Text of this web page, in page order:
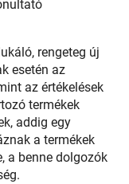
rengeteg új
esetén az
az értékelések
termékek
addig egy
a termékek
a benne dolgozók